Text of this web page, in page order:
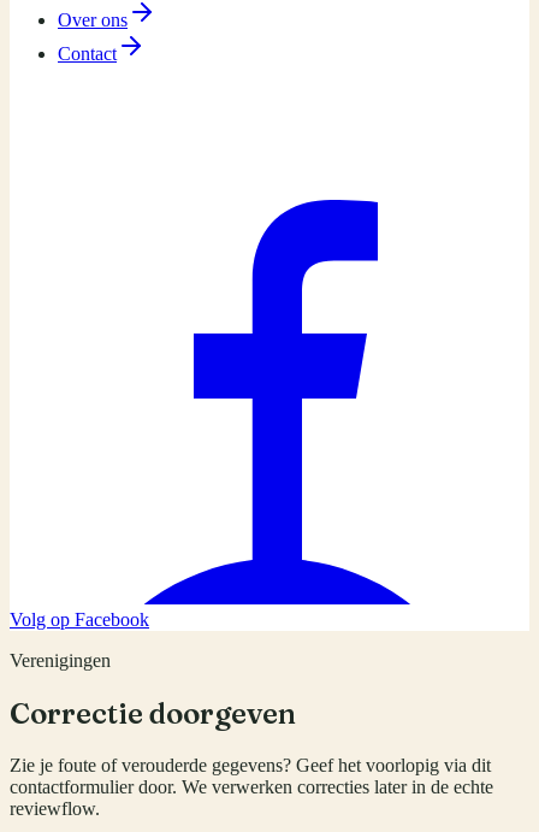
Over ons
Contact
Volg op Facebook
Verenigingen
Correctie doorgeven
Zie je foute of verouderde gegevens? Geef het voorlopig via dit
contactformulier door. We verwerken correcties later in de echte
reviewflow.